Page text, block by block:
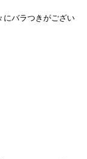
バラつきがござい